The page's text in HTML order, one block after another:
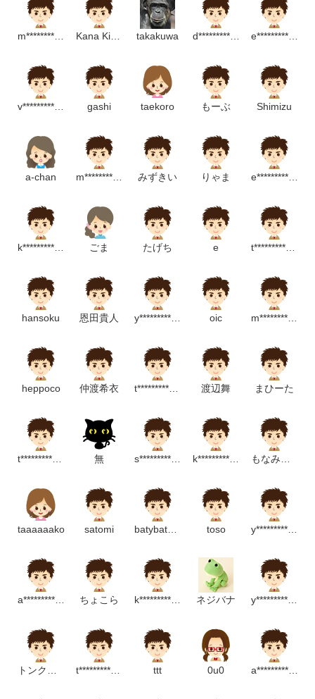
m************************p Kana Kinoshita takakuwa d****************p e*******************m
v**************m gashi taekoro もーぶ Shimizu
a-chan m******************m みずきい りゃま e************************m
k**********************m ごま たげち e t*****************m
hansoku 恩田貴人 y*************************p oic m****************m
heppoco 仲渡希衣 t********************m 渡辺舞 まひーた
t************************r 無 s*******************m k*****************************p もなみしごと
taaaaaako satomi batybatybaty toso y***********************p
a*********************p ちょこら k**********************p ネジバナ y********************m
トンクルピー t*******************p ttt 0u0 a******************************p